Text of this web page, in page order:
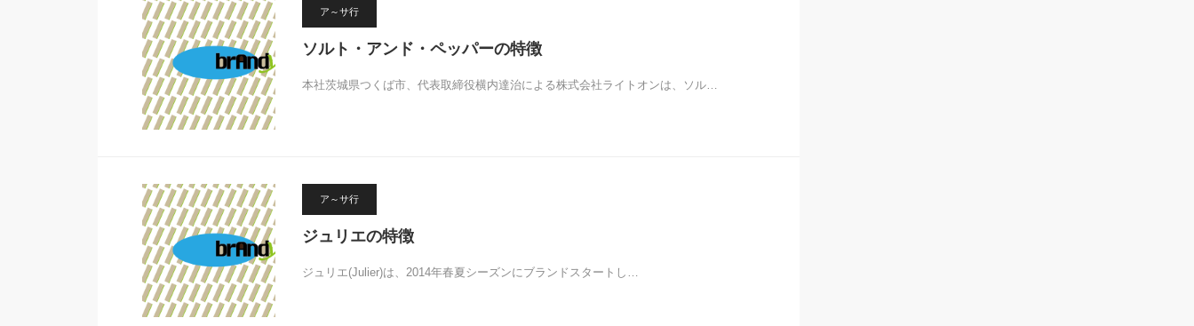
ア～サ行
ソルト・アンド・ペッパーの特徴
本社茨城県つくば市、代表取締役横内達治による株式会社ライトオンは、ソル…
ア～サ行
ジュリエの特徴
ジュリエ(Julier)は、2014年春夏シーズンにブランドスタートし…